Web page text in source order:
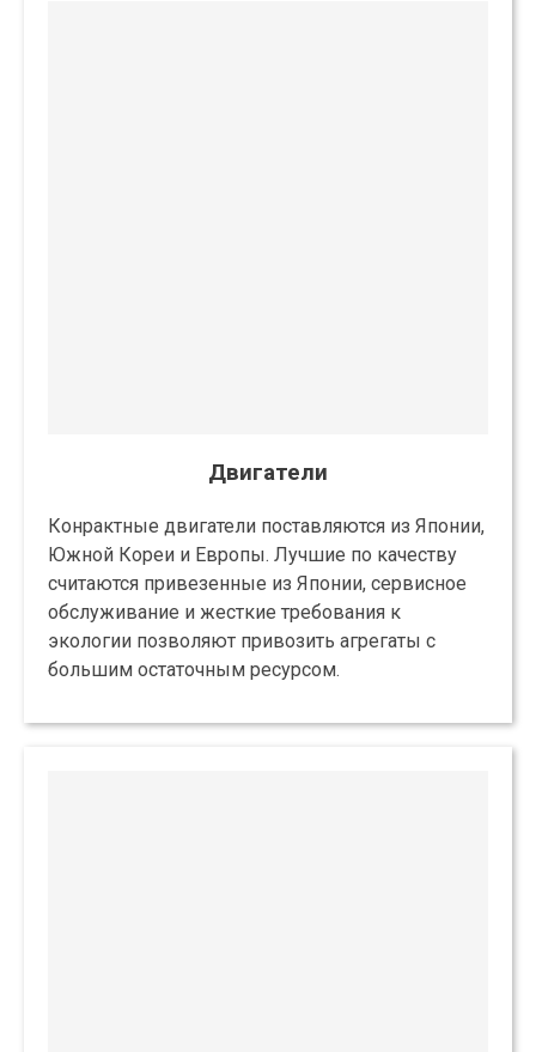
Двигатели
Конрактные двигатели поставляются из Японии,
Южной Кореи и Европы. Лучшие по качеству
считаются привезенные из Японии, сервисное
обслуживание и жесткие требования к
экологии позволяют привозить агрегаты с
большим остаточным ресурсом.